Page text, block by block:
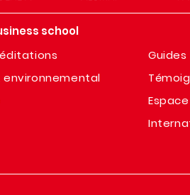
school
environnemental
Guides